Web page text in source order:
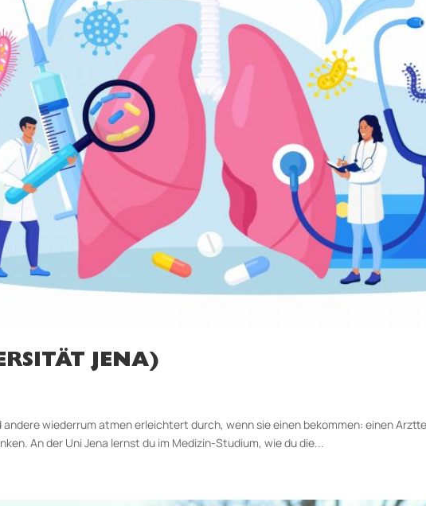
JENA)
andere wiederrum atmen erleichtert durch, wenn sie einen bekommen: einen
An der Uni Jena lernst du im Medizin-Studium, wie du die...